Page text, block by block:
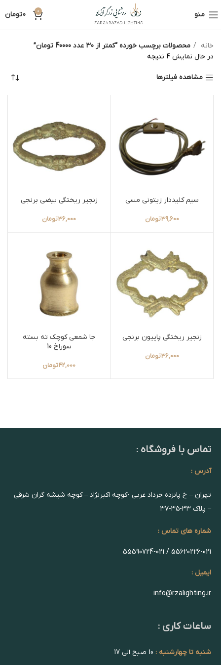
منو 0
0تومان
خانه
محصولات برچسب خورده “کمتر از 30 عدد 40000 تومان”
در حال نمایش 4 نتیجه
مشاهده فیلترها
سیم کلیددار زیتونی مسی
39,600تومان
زنجیر ریختگی بیضی برنجی
36,000تومان
زنجیر ریختگی پاپیون برنجی
36,000تومان
جا شمعی کوچک ته بسته
سوراخ 10
42,000تومان
تماس با فروشگاه :
آدرس :
تهران – خ پانزده خرداد غربی -کوچه اکبرنژاد – کوچه شیشه گران شرقی
– پلاک ۳۳-۳۵-۳۷
شماره های تماس :
55620226-021 / 55590724-021
ایمیل :
info@rzalighting.ir
ساعات کاری :
شنبه تا چهارشنبه :